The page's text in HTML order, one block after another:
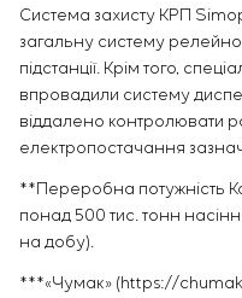
Система захисту КРП
загальну систему
підстанції. Крім того,
впровадили систему
віддалено контролювати
електропостачання
**Переробна потужність
понад 500 тис. тонн
на добу).
***«Чумак» (https://